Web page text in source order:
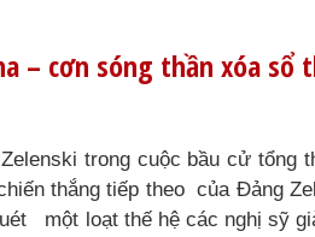
– cơn sóng thần xóa sổ
trong cuộc bầu cử tổng
thắng tiếp theo của Đảng
một loạt thế hệ các nghị sỹ